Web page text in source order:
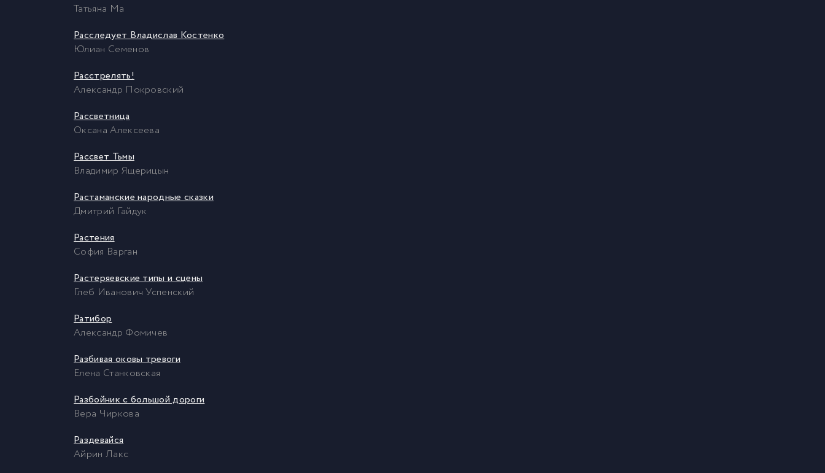
Татьяна Ма
Расследует Владислав Костенко
Юлиан Семенов
Расстрелять!
Александр Покровский
Рассветница
Оксана Алексеева
Рассвет Тьмы
Владимир Ящерицын
Растаманские народные сказки
Дмитрий Гайдук
Растения
София Варган
Растеряевские типы и сцены
Глеб Иванович Успенский
Ратибор
Александр Фомичев
Разбивая оковы тревоги
Елена Станковская
Разбойник с большой дороги
Вера Чиркова
Раздевайся
Айрин Лакс